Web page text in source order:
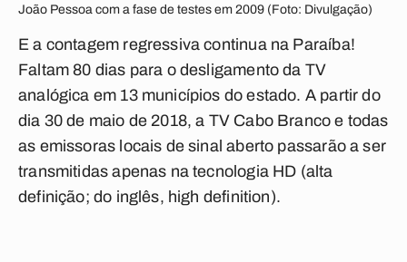
João Pessoa com a fase de testes em 2009 (Foto: Divulgação)
E a contagem regressiva continua na Paraíba!
Faltam 80 dias para o desligamento da TV
analógica em 13 municípios do estado. A partir do
dia 30 de maio de 2018, a TV Cabo Branco e todas
as emissoras locais de sinal aberto passarão a ser
transmitidas apenas na tecnologia HD (alta
definição; do inglês, high definition).